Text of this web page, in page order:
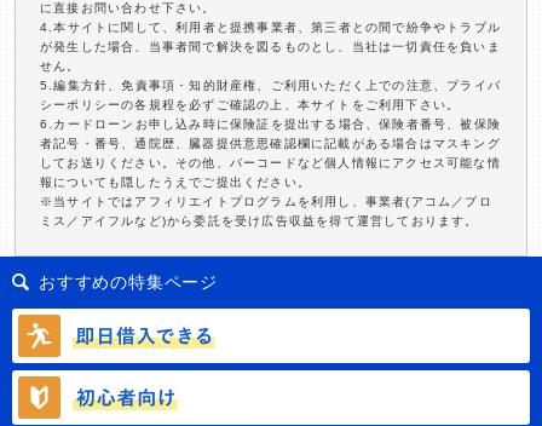
に直接お問い合わせ下さい。
4.本サイトに関して、利用者と提携事業者、第三者との間で紛争やトラブル
が発生した場合、当事者間で解決を図るものとし、当社は一切責任を負いま
せん。
5.編集方針、免責事項・知的財産権、ご利用いただく上での注意、プライバ
シーポリシーの各規程を必ずご確認の上、本サイトをご利用下さい。
6.カードローンお申し込み時に保険証を提出する場合、保険者番号、被保険
者記号・番号、通院歴、臓器提供意思確認欄に記載がある場合はマスキング
してお送りください。その他、バーコードなど個人情報にアクセス可能な情
報についても隠したうえでご提出ください。
※当サイトではアフィリエイトプログラムを利用し、事業者(アコム／プロ
ミス／アイフルなど)から委託を受け広告収益を得て運営しております。
おすすめの特集ページ